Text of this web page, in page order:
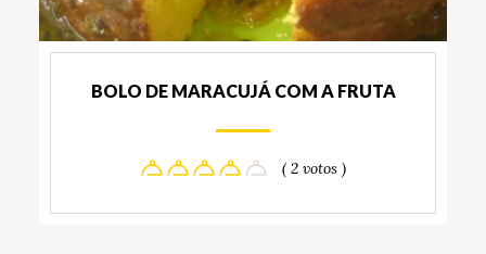
BOLO DE MARACUJÁ COM A FRUTA
( 2 votos )